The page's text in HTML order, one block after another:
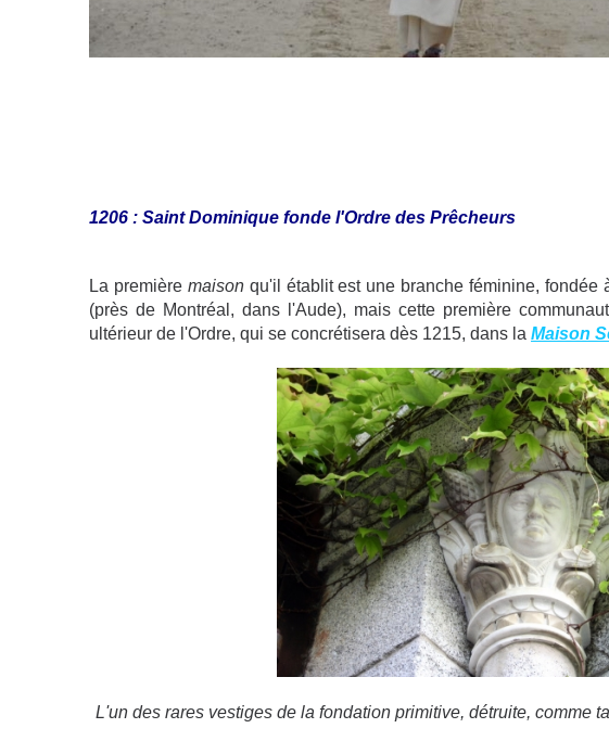
1206 : Saint Dominique fonde l'Ordre des Prêcheurs
La première maisonqu'il établit est une branche féminine, fondée
(près de Montréal, dans l'Aude), mais cette première
ultérieur de l'Ordre, qui se concrétisera dès 1215, dans la Maison
L'un des rares vestiges de la fondation primitive, détruite, comme